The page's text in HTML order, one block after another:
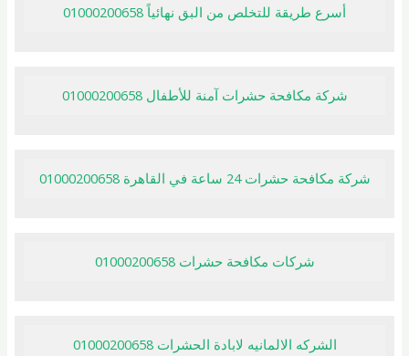
أسرع طريقة للتخلص من البق نهائياً 01000200658
شركة مكافحة حشرات آمنة للأطفال 01000200658
شركة مكافحة حشرات 24 ساعة في القاهرة 01000200658
شركات مكافحة حشرات 01000200658
الشركه الالمانيه لابادة الحشرات 01000200658